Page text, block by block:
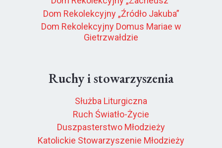
Dom Rekolekcyjny „Źródło Jakuba”
Dom Rekolekcyjny Domus Mariae w
Gietrzwałdzie
Ruchy i stowarzyszenia
Służba Liturgiczna
Ruch Światło-Życie
Duszpasterstwo Młodzieży
Katolickie Stowarzyszenie Młodzieży